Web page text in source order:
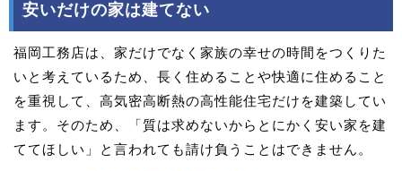
安いだけの家は建てない
福岡工務店は、家だけでなく家族の幸せの時間をつくりた
いと考えているため、長く住めることや快適に住めること
を重視して、高気密高断熱の高性能住宅だけを建築してい
ます。そのため、「質は求めないからとにかく安い家を建
ててほしい」と言われても請け負うことはできません。